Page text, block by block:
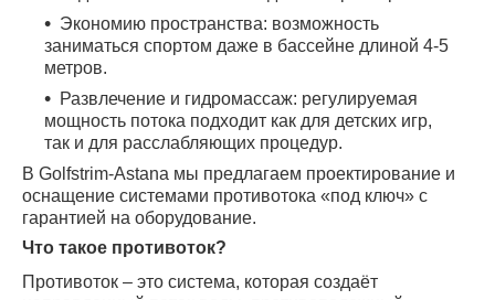
Экономию пространства: возможность
заниматься спортом даже в бассейне длиной 4-5
метров.
Развлечение и гидромассаж: регулируемая
мощность потока подходит как для детских игр,
так и для расслабляющих процедур.
В Golfstrim-Astana мы предлагаем проектирование и
оснащение системами противотока «под ключ» с
гарантией на оборудование.
Что такое противоток?
Противоток – это система, которая создаёт